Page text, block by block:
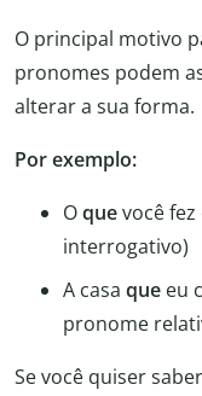
O principal motivo
pronomes podem
alterar a sua forma.
Por exemplo:
Oquevocê
interrogativo)
A casa que eu
pronome
Se você quiser